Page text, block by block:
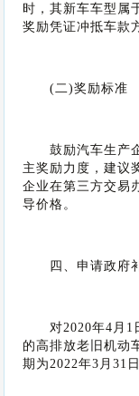
时，其新车车型属
奖励凭证冲抵车款
(二)奖励标准
鼓励汽车生产企
主奖励力度，建议
企业在第三方交易
导价格。
四、申请政府补
对2020年4月1日
的高排放老旧机动
期为2022年3月31